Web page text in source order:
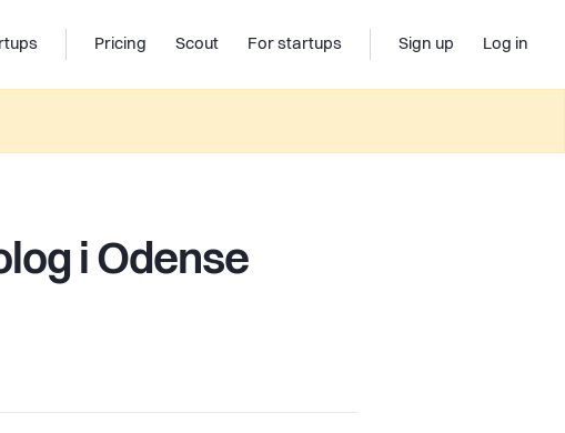
Pricing Scout For startups Sign up Log in
i Odense